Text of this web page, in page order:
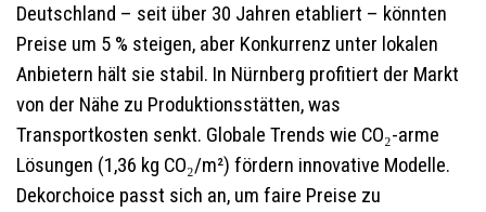
Deutschland – seit über 30 Jahren etabliert – könnten
Preise um 5 % steigen, aber Konkurrenz unter lokalen
Anbietern hält sie stabil. In Nürnberg profitiert der Markt
von der Nähe zu Produktionsstätten, was
Transportkosten senkt. Globale Trends wie CO₂-arme
Lösungen (1,36 kg CO₂/m²) fördern innovative Modelle.
Dekorchoice passt sich an, um faire Preise zu